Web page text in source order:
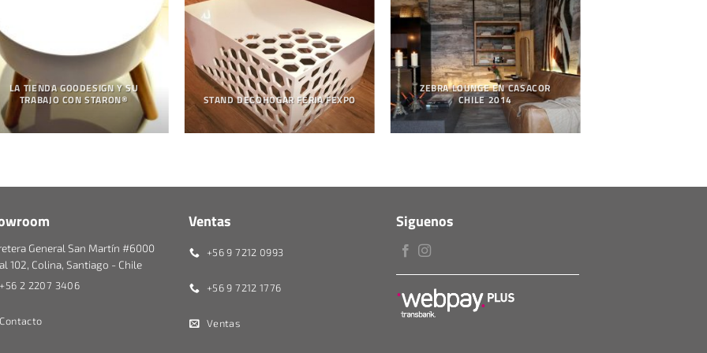
LA TIENDA GOODESIGN Y SU
TRABAJO CON STARON® STAND DECOHOGAR FERIA FEXPO
ZEBRA LOUNGE EN CASACOR
CHILE 2014
General San Martín #6000
102, Colina, Santiago - Chile
+56 2 2207 3406
Contacto
Ventas
+56 9 7212 0993
+56 9 7212 1776
Ventas
Siguenos